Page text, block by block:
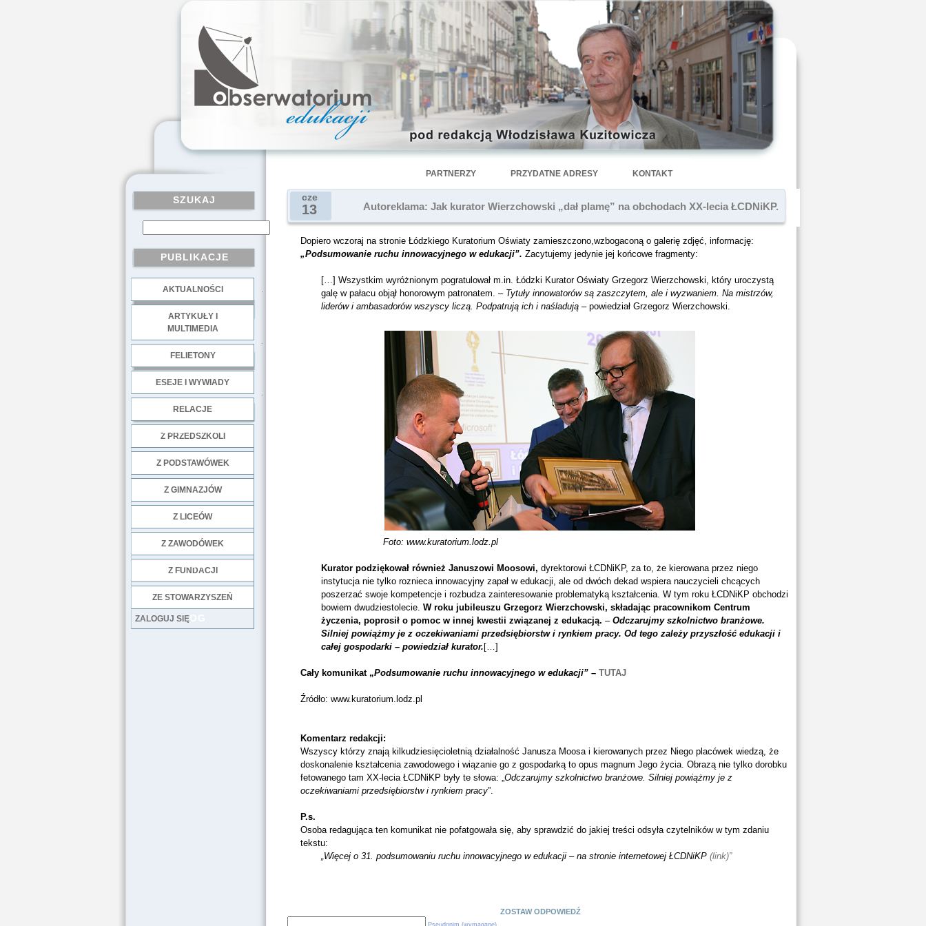
PARTNERZY PRZYDATNE ADRESY KONTAKT
SZUKAJ
PUBLIKACJE
AKTUALNOŚCI
ARTYKUŁY I
MULTIMEDIA
FELIETONY
ESEJE I WYWIADY
RELACJE
Z PRZEDSZKOLI
Z PODSTAWÓWEK
Z GIMNAZJÓW
Z LICEÓW
Z ZAWODÓWEK
Z FUNDACJI
ZE STOWARZYSZEŃ
LOG
ZALOGUJ SIĘ
cze
13 Autoreklama: Jak kurator Wierzchowski „dał plamę” na obchodach XX-lecia ŁCDNiKP.
Dopiero wczoraj na stronie Łódzkiego Kuratorium Oświaty zamieszczono,wzbogaconą o galerię zdjęć, informację:
„Podsumowanie ruchu innowacyjnego w edukacji”. Zacytujemy jedynie jej końcowe fragmenty:
[…] Wszystkim wyróżnionym pogratulował m.in. Łódzki Kurator Oświaty Grzegorz Wierzchowski, który uroczystą
galę w pałacu objął honorowym patronatem. – Tytuły innowatorów są zaszczytem, ale i wyzwaniem. Na mistrzów,
liderów i ambasadorów wszyscy liczą. Podpatrują ich i naśladują – powiedział Grzegorz Wierzchowski.
Foto: www.kuratorium.lodz.pl
Kurator podziękował również Januszowi Moosowi, dyrektorowi ŁCDNiKP, za to, że kierowana przez niego
instytucja nie tylko roznieca innowacyjny zapał w edukacji, ale od dwóch dekad wspiera nauczycieli chcących
poszerzać swoje kompetencje i rozbudza zainteresowanie problematyką kształcenia. W tym roku ŁCDNiKP obchodzi
bowiem dwudziestolecie. W roku jubileuszu Grzegorz Wierzchowski, składając pracownikom Centrum
życzenia, poprosił o pomoc w innej kwestii związanej z edukacją. – Odczarujmy szkolnictwo branżowe.
Silniej powiążmy je z oczekiwaniami przedsiębiorstw i rynkiem pracy. Od tego zależy przyszłość edukacji i
całej gospodarki – powiedział kurator. […]
Cały komunikat „Podsumowanie ruchu innowacyjnego w edukacji”–TUTAJ
Źródło: www.kuratorium.lodz.pl
Komentarz redakcji:
Wszyscy którzy znają kilkudziesięcioletnią działalność Janusza Moosa i kierowanych przez Niego placówek wiedzą, że
doskonalenie kształcenia zawodowego i wiązanie go z gospodarką to opus magnum Jego życia. Obrazą nie tylko dorobku
fetowanego tam XX-lecia ŁCDNiKP były te słowa: „Odczarujmy szkolnictwo branżowe. Silniej powiążmy je z
oczekiwaniami przedsiębiorstw i rynkiem pracy”.
P.s.
Osoba redagująca ten komunikat nie pofatgowała się, aby sprawdzić do jakiej treści odsyła czytelników w tym zdaniu
tekstu:
„Więcej o 31. podsumowaniu ruchu innowacyjnego w edukacji – na stronie internetowej ŁCDNiKP (link)”
ZOSTAW ODPOWIEDŹ
Pseudonim (wymagane)